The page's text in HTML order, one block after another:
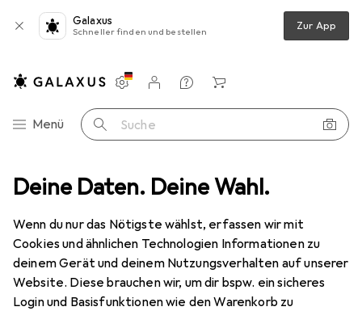
Deine Daten. Deine Wahl.
Wenn du nur das Nötigste wählst, erfassen wir mit
Cookies und ähnlichen Technologien Informationen zu
deinem Gerät und deinem Nutzungsverhalten auf unserer
Website. Diese brauchen wir, um dir bspw. ein sicheres
Login und Basisfunktionen wie den Warenkorb zu
Galaxus
Schneller finden und bestellen Zur App
Navigation nach Kategorien
Menü Suche
Einstellungen
Kundenkonto
Vergleichslisten
Merklisten
Warenkorb
Contec
Kategorien anzeigen
Diese Marke gefällt mir